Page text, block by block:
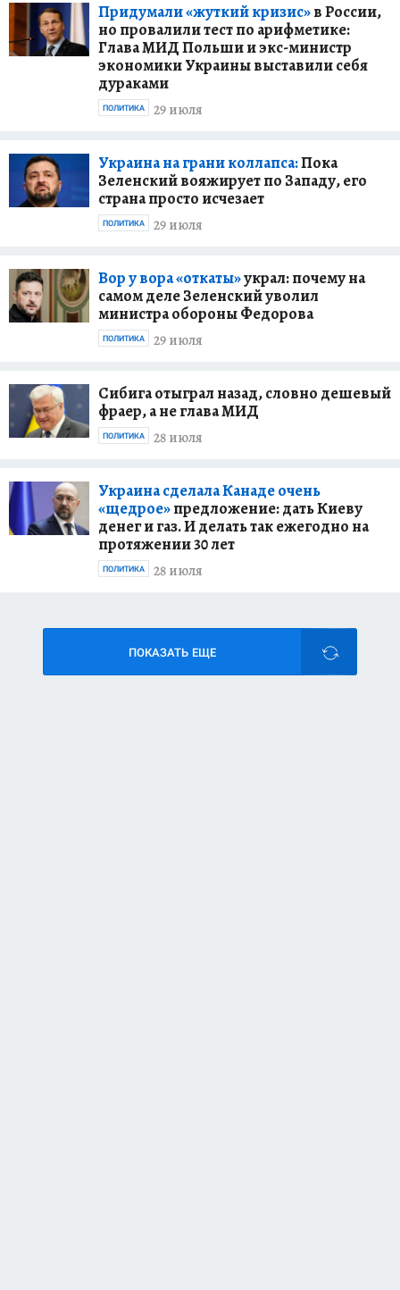
Придумали «жуткий кризис»в России,
но провалили тест по арифметике:
Глава МИД Польши и экс-министр
экономики Украины выставили себя
дураками
29 июля
ПОЛИТИКА
Украина на грани коллапса:Пока
Зеленский вояжирует по Западу, его
страна просто исчезает
29 июля
ПОЛИТИКА
Вор у вора «откаты»украл: почему на
самом деле Зеленский уволил
министра обороны Федорова
29 июля
ПОЛИТИКА
Сибига отыграл назад, словно дешевый
фраер, а не глава МИД
28 июля
ПОЛИТИКА
Украина сделала Канаде очень
«щедрое»предложение: дать Киеву
денег и газ. И делать так ежегодно на
протяжении 30 лет
28 июля
ПОЛИТИКА
ПОКАЗАТЬ ЕЩЕ